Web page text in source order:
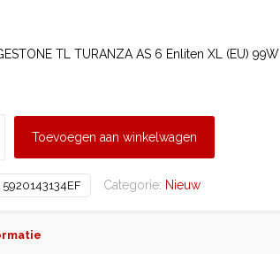
TL TURANZA AS 6 Enliten XL (EU) 99W
Toevoegen aan winkelwagen
5920143134EF Categorie: Nieuw